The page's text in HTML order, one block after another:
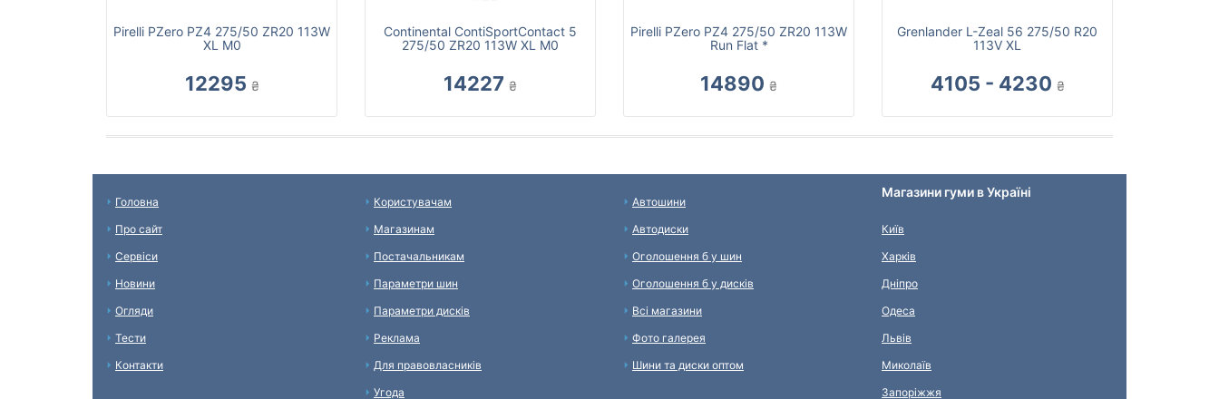
Pirelli PZero PZ4 275/50 ZR20 113W
XL M0
12295 ₴
Continental ContiSportContact 5
275/50 ZR20 113W XL M0
14227 ₴
Pirelli PZero PZ4 275/50 ZR20 113W
Run Flat *
14890 ₴
Grenlander L-Zeal 56 275/50 R20
113V XL
4105 - 4230 ₴
Головна
Про сайт
Сервіси
Новини
Огляди
Тести
Контакти
Користувачам
Магазинам
Постачальникам
Параметри шин
Параметри дисків
Реклама
Для правовласників
Угода
Автошини
Автодиски
Оголошення б у шин
Оголошення б у дисків
Всі магазини
Фото галерея
Шини та диски оптом
Магазини гуми в Україні
Київ
Харків
Дніпро
Одеса
Львів
Миколаїв
Запоріжжя